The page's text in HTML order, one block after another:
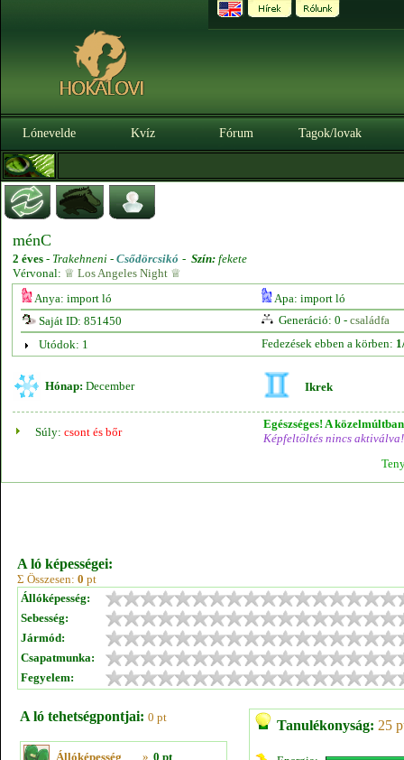
Lónevelde Kvíz Fórum Tagok/lovak
ménC
2 éves - Trakehneni - Csődörcsikó - Szín: fekete
Vérvonal: ♕ Los Angeles Night ♕
Anya: import ló
Apa: import ló
Saját ID: 851450
Generáció: 0 - családfa
Utódok: 1
Fedezések ebben a körben:
Hónap: December Ikrek
Súly: csont és bőr
Egészséges! A
Képfeltöltés nincs aktiválva!
A ló képességei:
Σ Összesen: 0 pt
Állóképesség:
Sebesség:
Jármód:
Csapatmunka:
Fegyelem:
A ló tehetségpontjai: 0 pt
Állóképesség » 0 pt
Tanulékonyság: 25